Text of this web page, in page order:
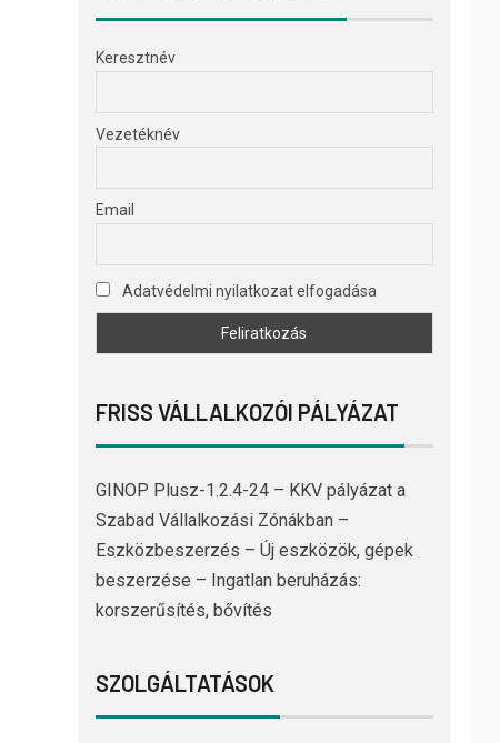
Keresztnév
Vezetéknév
Email
Adatvédelmi nyilatkozat elfogadása
FRISS VÁLLALKOZÓI PÁLYÁZAT
GINOP Plusz-1.2.4-24 – KKV pályázat a
Szabad Vállalkozási Zónákban –
Eszközbeszerzés – Új eszközök, gépek
beszerzése – Ingatlan beruházás:
korszerűsítés, bővítés
SZOLGÁLTATÁSOK